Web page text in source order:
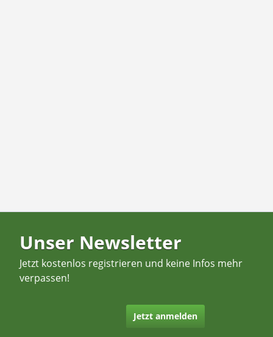
Unser Newsletter
Jetzt kostenlos registrieren und keine Infos mehr
verpassen!
Jetzt anmelden